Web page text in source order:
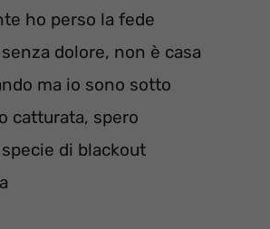
ho perso la fede
senza dolore, non è casa
ma io sono sotto
catturata, spero
di blackout